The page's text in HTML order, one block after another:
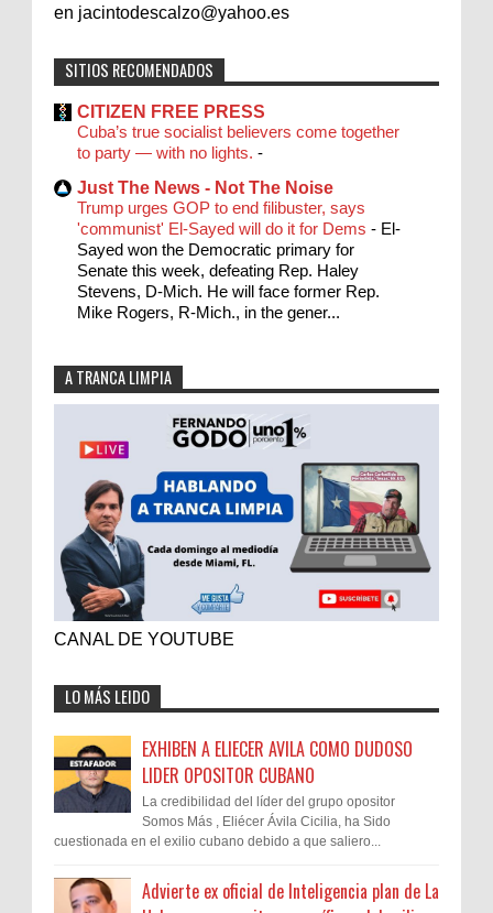
en jacintodescalzo@yahoo.es
SITIOS RECOMENDADOS
CITIZEN FREE PRESS
Cuba’s true socialist believers come together
to party — with no lights. -
Just The News - Not The Noise
Trump urges GOP to end filibuster, says
'communist' El-Sayed will do it for Dems - El-
Sayed won the Democratic primary for
Senate this week, defeating Rep. Haley
Stevens, D-Mich. He will face former Rep.
Mike Rogers, R-Mich., in the gener...
A TRANCA LIMPIA
CANAL DE YOUTUBE
LO MÁS LEIDO
EXHIBEN A ELIECER AVILA COMO DUDOSO
LIDER OPOSITOR CUBANO
La credibilidad del líder del grupo opositor
Somos Más , Eliécer Ávila Cicilia, ha Sido
cuestionada en el exilio cubano debido a que saliero...
Advierte ex oficial de Inteligencia plan de La